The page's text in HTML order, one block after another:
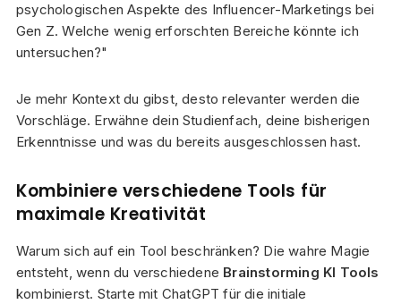
psychologischen Aspekte des Influencer-Marketings bei
Gen Z. Welche wenig erforschten Bereiche könnte ich
untersuchen?"
Je mehr Kontext du gibst, desto relevanter werden die
Vorschläge. Erwähne dein Studienfach, deine bisherigen
Erkenntnisse und was du bereits ausgeschlossen hast.
Kombiniere verschiedene Tools für
maximale Kreativität
Warum sich auf ein Tool beschränken? Die wahre Magie
entsteht, wenn du verschiedene Brainstorming KI Tools
kombinierst. Starte mit ChatGPT für die initiale